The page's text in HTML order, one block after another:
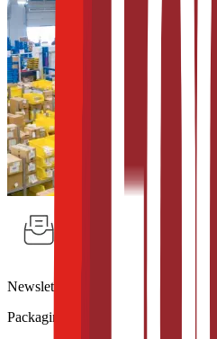
Newsletter
Packaging, envasado y procesamiento